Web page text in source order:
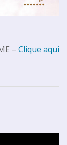
– Clique aqui